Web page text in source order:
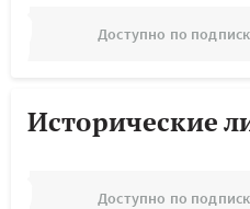
Доступно по
Исторические
Доступно по